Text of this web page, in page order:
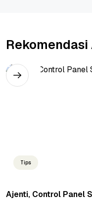
Tips
Ajenti, Control Panel